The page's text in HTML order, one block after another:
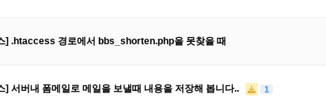
] .htaccess 경로에서 bbs_shorten.php을 못찾을 때
] 서버내 폼메일로 메일을 보낼때 내용을 저장해 봅니다.. 1